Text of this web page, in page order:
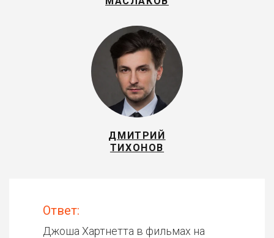
ДМИТРИЙ
ТИХОНОВ
Ответ:
Джоша Хартнетта в фильмах на